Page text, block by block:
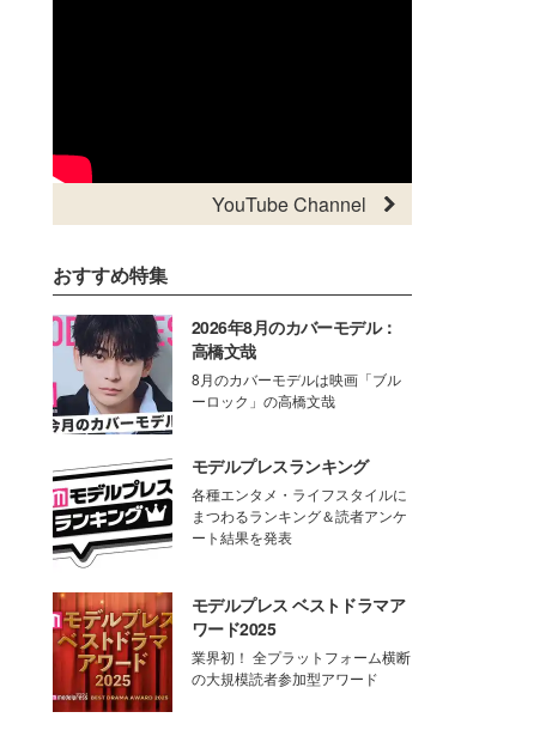
YouTube Channel
おすすめ特集
2026年8月のカバーモデル：
高橋文哉
8月のカバーモデルは映画「ブル
ーロック」の高橋文哉
モデルプレスランキング
各種エンタメ・ライフスタイルに
まつわるランキング＆読者アンケ
ート結果を発表
モデルプレス ベストドラマア
ワード2025
業界初！ 全プラットフォーム横断
の大規模読者参加型アワード